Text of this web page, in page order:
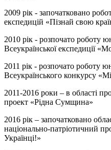
2009 рік - започатковано
експедицій «Пізнай свою
2010 рік - розпочато роботу
Всеукраїнської експедиції
2011 рік - розпочато роботу
Всеукраїнського конкурсу
2011-2016 роки – в області
проект «Рідна Сумщина»
2016 рік – започатковано
національно-патріотичний
Українці!»